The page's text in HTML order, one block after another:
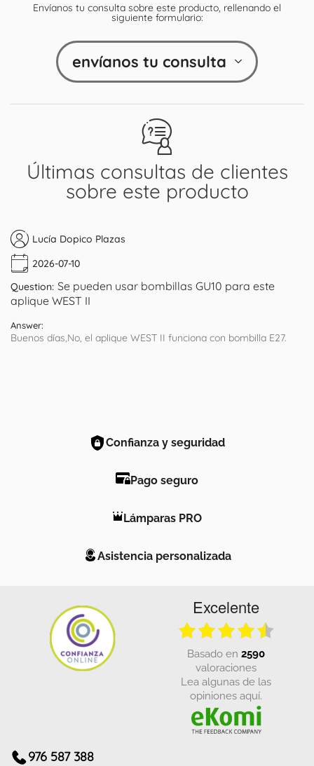
Últimas consultas de clientes
sobre este producto
Lucía Dopico Plazas
2026-07-10
Question: Se pueden usar bombillas GU10 para este
aplique WEST II
Answer:
Buenos días,No, el aplique WEST II funciona con bombilla E27.
Envíanos tu consulta sobre este producto, rellenando el
siguiente formulario:
envíanos tu consulta
Confianza y seguridad
Pago seguro
Lámparas PRO
Asistencia personalizada
Excelente
basado en 2590
valoraciones
Lea algunas de las
opiniones aquí.
976 587 388